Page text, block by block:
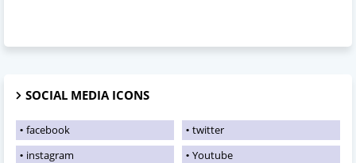
SOCIAL MEDIA ICONS
facebook
twitter
instagram
Youtube